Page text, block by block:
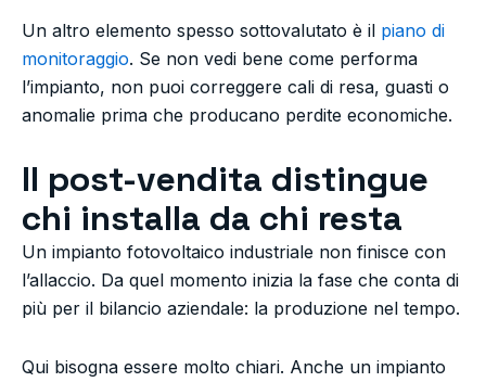
Un altro elemento spesso sottovalutato è il piano di
monitoraggio. Se non vedi bene come performa
l’impianto, non puoi correggere cali di resa, guasti o
anomalie prima che producano perdite economiche.
Il post-vendita distingue
chi installa da chi resta
Un impianto fotovoltaico industriale non finisce con
l’allaccio. Da quel momento inizia la fase che conta di
più per il bilancio aziendale: la produzione nel tempo.
Qui bisogna essere molto chiari. Anche un impianto